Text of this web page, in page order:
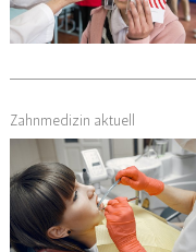
Zahnmedizin aktuell